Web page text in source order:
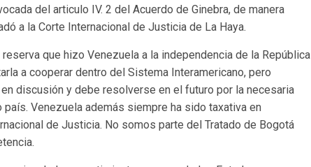
del articulo IV. 2 del Acuerdo de Ginebra, de manera
a la Corte Internacional de Justicia de La Haya.
que hizo Venezuela a la independencia de la República
a cooperar dentro del Sistema Interamericano, pero
discusión y debe resolverse en el futuro por la necesaria
Venezuela además siempre ha sido taxativa en
de Justicia. No somos parte del Tratado de Bogotá